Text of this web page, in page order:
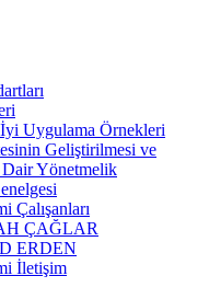
Uygulama Örnekleri
Geliştirilmesi ve
Yönetmelik
Çalışanları
ÇAĞLAR
ERDEN
İletişim